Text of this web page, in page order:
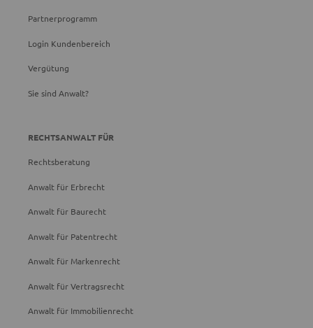
Partnerprogramm
Login Kundenbereich
Vergütung
Sie sind Anwalt?
RECHTSANWALT FÜR
Rechtsberatung
Anwalt für Erbrecht
Anwalt für Baurecht
Anwalt für Patentrecht
Anwalt für Markenrecht
Anwalt für Vertragsrecht
Anwalt für Immobilienrecht